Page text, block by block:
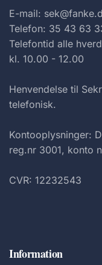
E-mail:
Telefon: 35 43 63
Telefontid alle
kl. 10.00 - 12.00
Henvendelse til
telefonisk.
Kontooplysninger:
reg.nr 3001, konto
CVR: 12232543
Information